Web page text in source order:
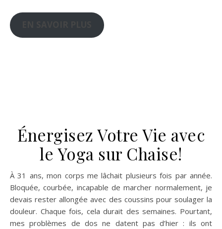
Énergisez Votre Vie avec
le Yoga sur Chaise!
À 31 ans, mon corps me lâchait plusieurs fois par année.
Bloquée, courbée, incapable de marcher normalement, je
devais rester allongée avec des coussins pour soulager la
douleur. Chaque fois, cela durait des semaines. Pourtant,
mes problèmes de dos ne datent pas d’hier : ils ont